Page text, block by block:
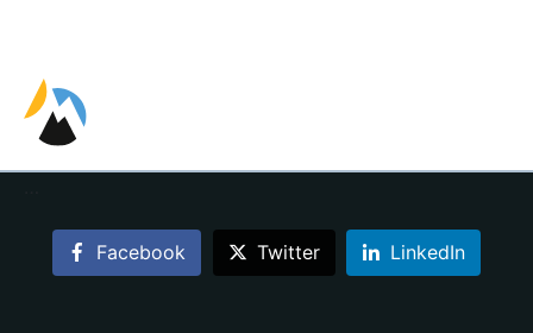
Facebook Twitter LinkedIn